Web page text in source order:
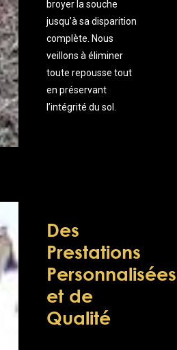
broyer la souche
jusqu’à sa disparition
complète. Nous
veillons à éliminer
toute repousse tout
en préservant
l’intégrité du sol.
Des
Prestations
Personnalisées
et de
Qualité